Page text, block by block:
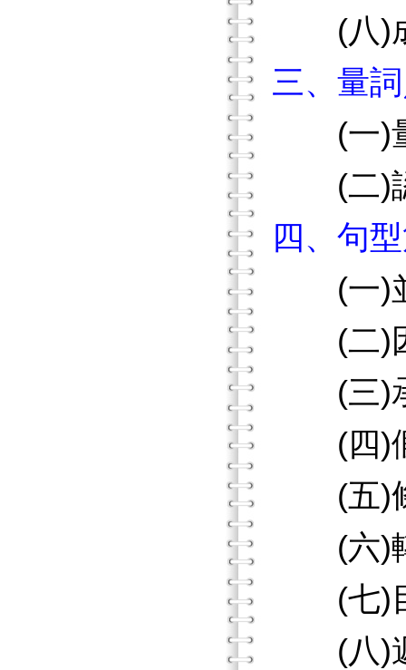
(八)成
三、量
(一)量
(二)認
四、句
(一)
(二)
(三)承
(四)
(五)
(六)
(七)
(八)